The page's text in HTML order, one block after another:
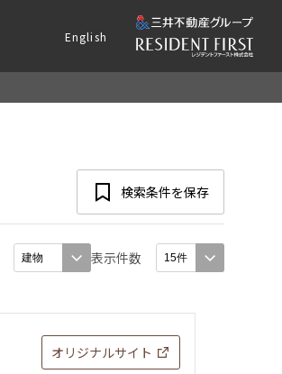
English
検索条件を保存
表示件数
オリジナルサイト